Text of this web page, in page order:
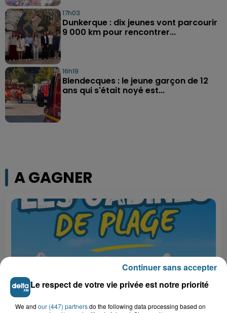
17h03
Dunkerque : dix jeunes vont parcourir
9 000 km pour rencontrer...
16h19
Blendecques : le jeune garçon de 12
ans qui s'était noyé est...
A GAGNER
Le respect de votre vie privée est notre priorité
We and our (447) partnersdo the following data processing based on
Continuer sans accepter